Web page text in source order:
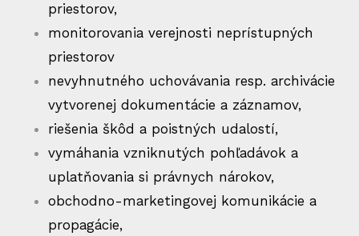
priestorov,
monitorovania verejnosti neprístupných
priestorov
nevyhnutného uchovávania resp. archivácie
vytvorenej dokumentácie a záznamov,
riešenia škôd a poistných udalostí,
vymáhania vzniknutých pohľadávok a
uplatňovania si právnych nárokov,
obchodno-marketingovej komunikácie a
propagácie,